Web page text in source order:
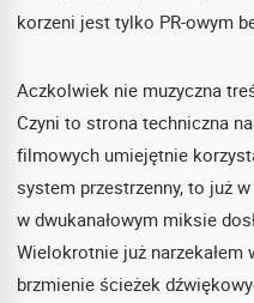
korzeni jest tylko PR-owym
Aczkolwiek nie muzyczna
Czyni to strona techniczna
filmowych umiejętnie
system przestrzenny, to już
w dwukanałowym miksie
Wielokrotnie już
brzmienie ścieżek